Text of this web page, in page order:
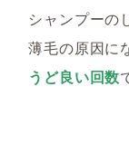
シャンプーの
薄毛の原因に
うど良い回数